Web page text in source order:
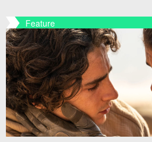
Feature